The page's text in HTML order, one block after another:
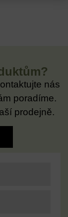
nás
poradíme.
prodejně.